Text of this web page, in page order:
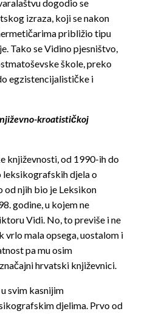
dogodio se
izraza, koji se nakon
približio tipu
Tako se Vidino pjesništvo,
škole, preko
egzistencijalističke i
kroatističkoj
književnosti, od 1990-ih do
leksikografskih djela o
od njih bio je Leksikon
godine, u kojem ne
Vidi. No, to previše i ne
vrlo mala opsega, uostalom i
pa mu osim
hrvatski književnici.
svim kasnijim
djelima. Prvo od